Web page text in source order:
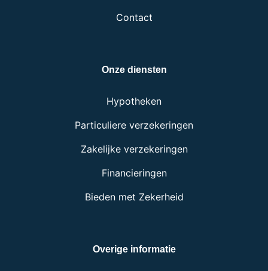
Contact
Onze diensten
Hypotheken
Particuliere verzekeringen
Zakelijke verzekeringen
Financieringen
Bieden met Zekerheid
Overige informatie